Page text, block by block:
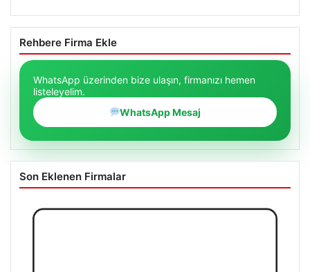
Rehbere Firma Ekle
WhatsApp üzerinden bize ulaşın, firmanızı hemen
listeleyelim.
WhatsApp Mesaj
Son Eklenen Firmalar